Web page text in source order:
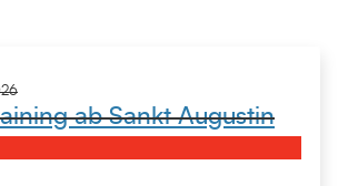
ab Sankt Augustin